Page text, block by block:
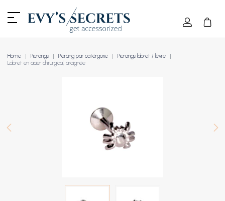
Home Piercings Piercing par catérgorie
Piercings labret / lèvre
Labret en acier chirurgical, araignée